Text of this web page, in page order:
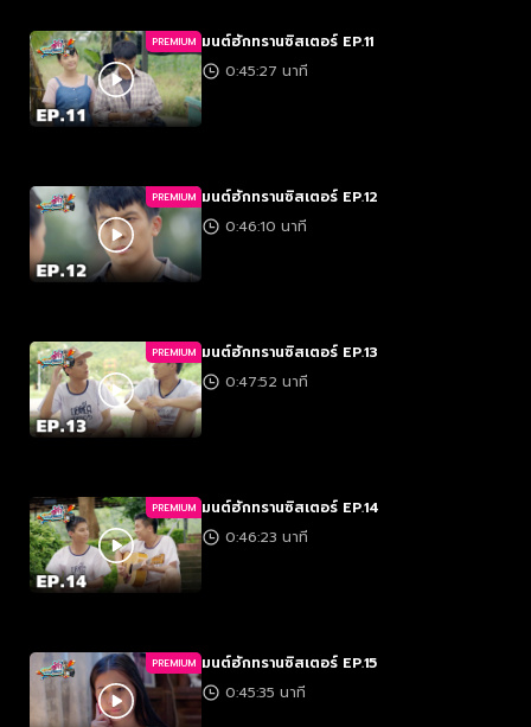
PREMIUM มนต์ฮักทรานซิสเตอร์ EP.11
0:45:27 นาที
PREMIUM มนต์ฮักทรานซิสเตอร์ EP.12
0:46:10 นาที
PREMIUM มนต์ฮักทรานซิสเตอร์ EP.13
0:47:52 นาที
PREMIUM มนต์ฮักทรานซิสเตอร์ EP.14
0:46:23 นาที
PREMIUM มนต์ฮักทรานซิสเตอร์ EP.15
0:45:35 นาที